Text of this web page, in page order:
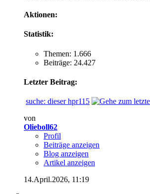
Aktionen:
Statistik:
Themen: 1.666
Beiträge: 24.427
Letzter Beitrag:
suche: dieser hpr115
von
Olieboll62
Profil
Beiträge anzeigen
Blog anzeigen
Artikel anzeigen
14.April.2026, 11:19